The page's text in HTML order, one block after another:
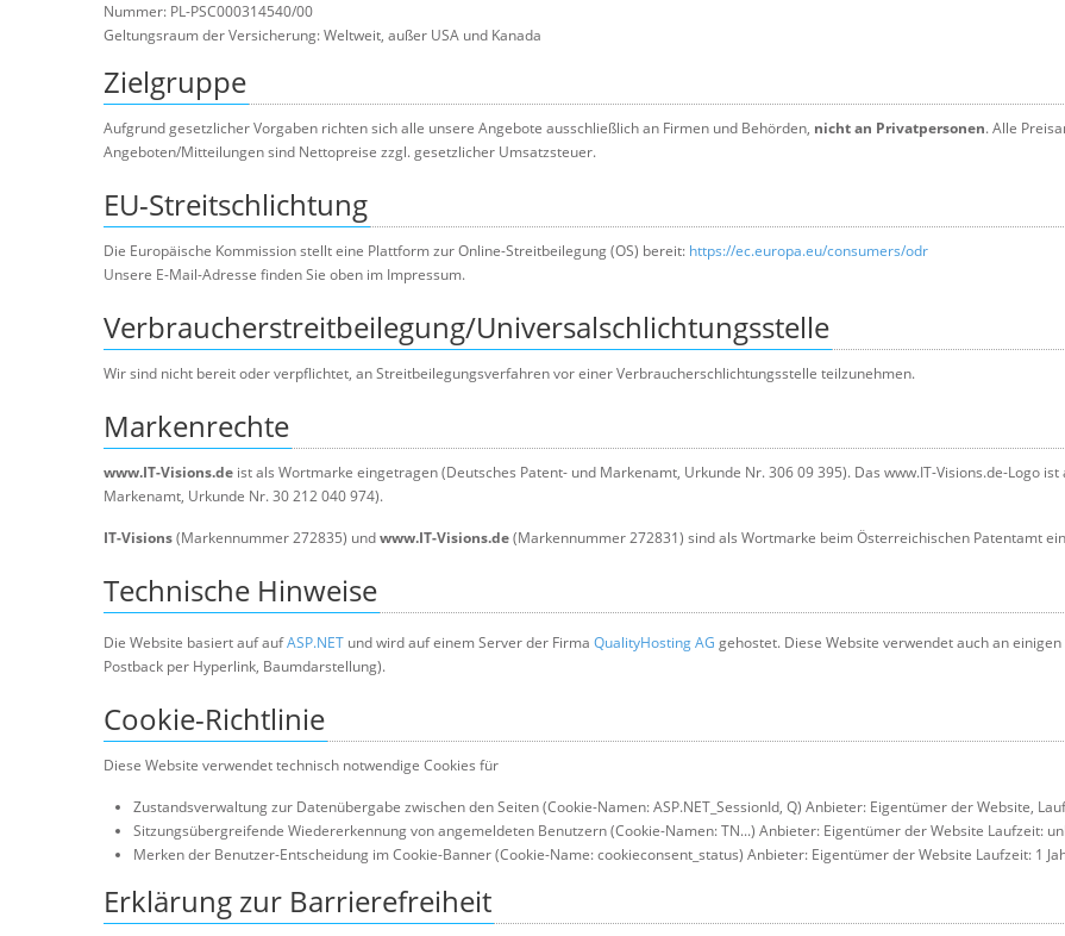
Nummer: PL-PSC000314540/00
Geltungsraum der Versicherung: Weltweit, außer USA und Kanada
Zielgruppe
Aufgrund gesetzlicher Vorgaben richten sich alle unsere Angebote ausschließlich an Firmen und Behörden, nicht an Privatpersonen. Alle
Angeboten/Mitteilungen sind Nettopreise zzgl. gesetzlicher Umsatzsteuer.
EU-Streitschlichtung
Die Europäische Kommission stellt eine Plattform zur Online-Streitbeilegung (OS) bereit: https://ec.europa.eu/consumers/odr
Unsere E-Mail-Adresse finden Sie oben im Impressum.
Verbraucher­streit­beilegung/Universal­schlichtungs­stelle
Wir sind nicht bereit oder verpflichtet, an Streitbeilegungsverfahren vor einer Verbraucherschlichtungsstelle teilzunehmen.
Markenrechte
www.IT-Visions.de ist als Wortmarke eingetragen (Deutsches Patent- und Markenamt, Urkunde Nr. 306 09 395). Das www.IT-Visions.de-Logo
Markenamt, Urkunde Nr. 30 212 040 974).
IT-Visions(Markennummer 272835) undwww.IT-Visions.de(Markennummer 272831) sind als Wortmarke beim Österreichischen Patentamt
Technische Hinweise
Die Website basiert auf aufASP.NET und wird auf einem Server der Firma QualityHosting AG gehostet. Diese Website verwendet auch an
Postback per Hyperlink, Baumdarstellung).
Cookie-Richtlinie
Diese Website verwendet technisch notwendige Cookies für
Zustandsverwaltung zur Datenübergabe zwischen den Seiten (Cookie-Namen: ASP.NET_SessionId, Q) Anbieter: Eigentümer der Website,
Sitzungsübergreifende Wiedererkennung von angemeldeten Benutzern (Cookie-Namen: TN...) Anbieter: Eigentümer der Website Laufzeit:
Merken der Benutzer-Entscheidung im Cookie-Banner (Cookie-Name: cookieconsent_status) Anbieter: Eigentümer der Website Laufzeit: 1
Erklärung zur Barrierefreiheit